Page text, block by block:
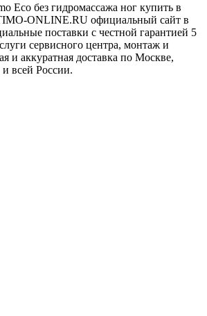
Eco без гидромассажа ног купить в
ONLINE.RU официальный сайт в
поставки c честной гарантией 5
сервисного центра, монтаж и
и аккуратная доставка по Москве,
всей России.